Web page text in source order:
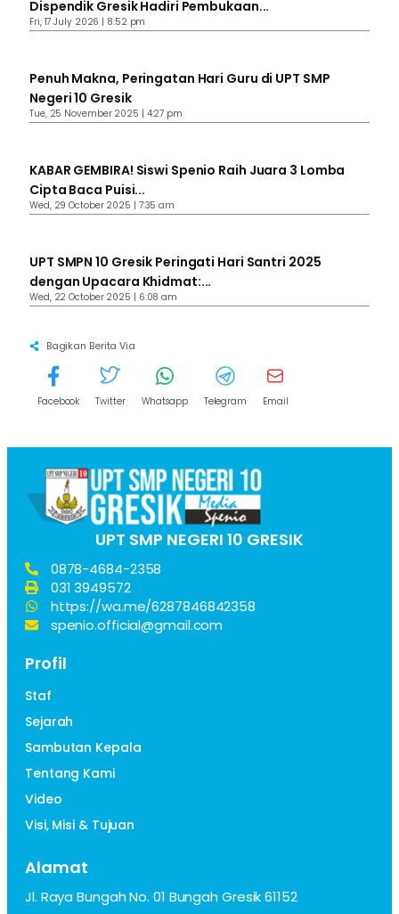
Dispendik Gresik Hadiri Pembukaan...
Fri, 17 July 2026 | 8:52 pm
Penuh Makna, Peringatan Hari Guru di UPT SMP
Negeri 10 Gresik
Tue, 25 November 2025 | 4:27 pm
KABAR GEMBIRA! Siswi Spenio Raih Juara 3 Lomba
Cipta Baca Puisi...
Wed, 29 October 2025 | 7:35 am
UPT SMPN 10 Gresik Peringati Hari Santri 2025
dengan Upacara Khidmat:...
Wed, 22 October 2025 | 6:08 am
Bagikan Berita Via
Facebook Twitter Whatsapp Telegram Email
UPT SMP NEGERI 10 GRESIK
0878-4684-2358
031 3949572
https://wa.me/6287846842358
spenio.official@gmail.com
Profil
Staf
Sejarah
Sambutan Kepala
Tentang Kami
Video
Visi, Misi & Tujuan
Alamat
Jl. Raya Bungah No. 01 Bungah Gresik 61152